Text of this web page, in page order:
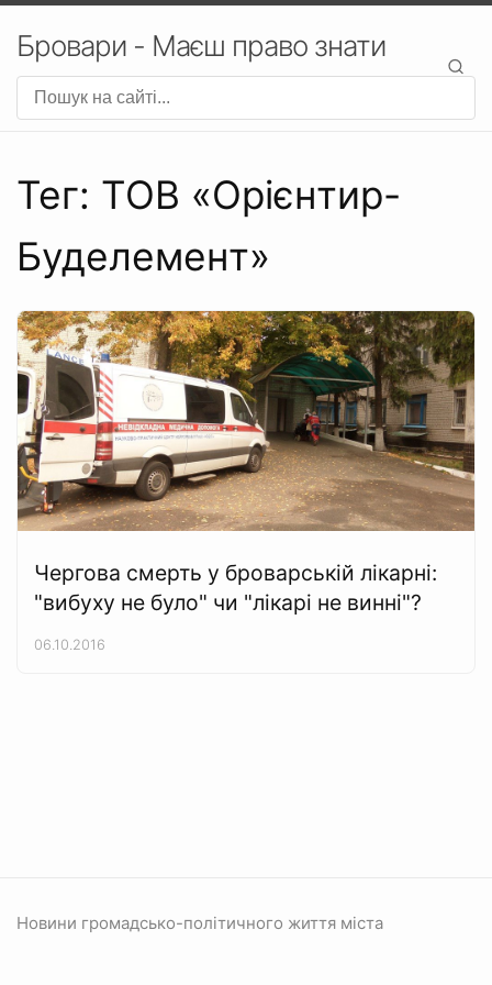
Бровари - Маєш право знати
Тег: ТОВ «Орієнтир-
Буделемент»
Чергова смерть у броварській лікарні:
"вибуху не було" чи "лікарі не винні"?
06.10.2016
Новини громадсько-політичного життя міста